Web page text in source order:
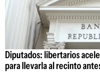
Diputados: libertarios
para llevarla al recinto